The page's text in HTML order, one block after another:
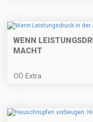
WENN
MACHT
OÖ Extra